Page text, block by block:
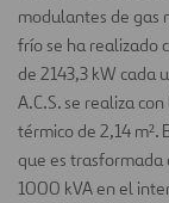
modulantes de gas
frío se ha realizado
de 2143,3 kW cada
A.C.S. se realiza
térmico de 2,14 m².
que es trasformada
1000 kVA en el